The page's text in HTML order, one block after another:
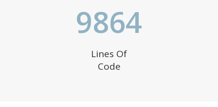
9864
Lines Of
Code